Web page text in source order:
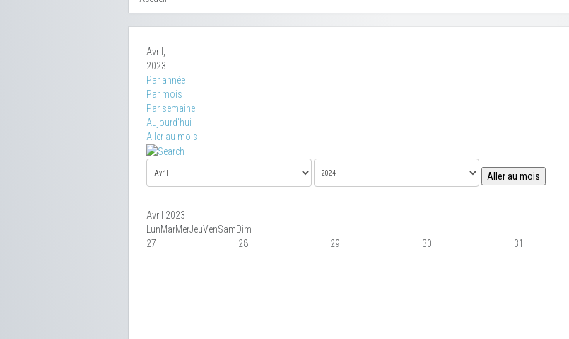
Avril,
2023
Par année
Par mois
Par semaine
Aujourd'hui
Aller au mois
Aller au mois
Avril 2023
LunMarMerJeuVenSamDim
27
28 29 30 31